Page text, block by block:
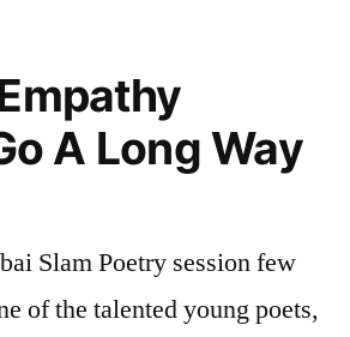
A Long Way
Slam Poetry session few
of the talented young poets,